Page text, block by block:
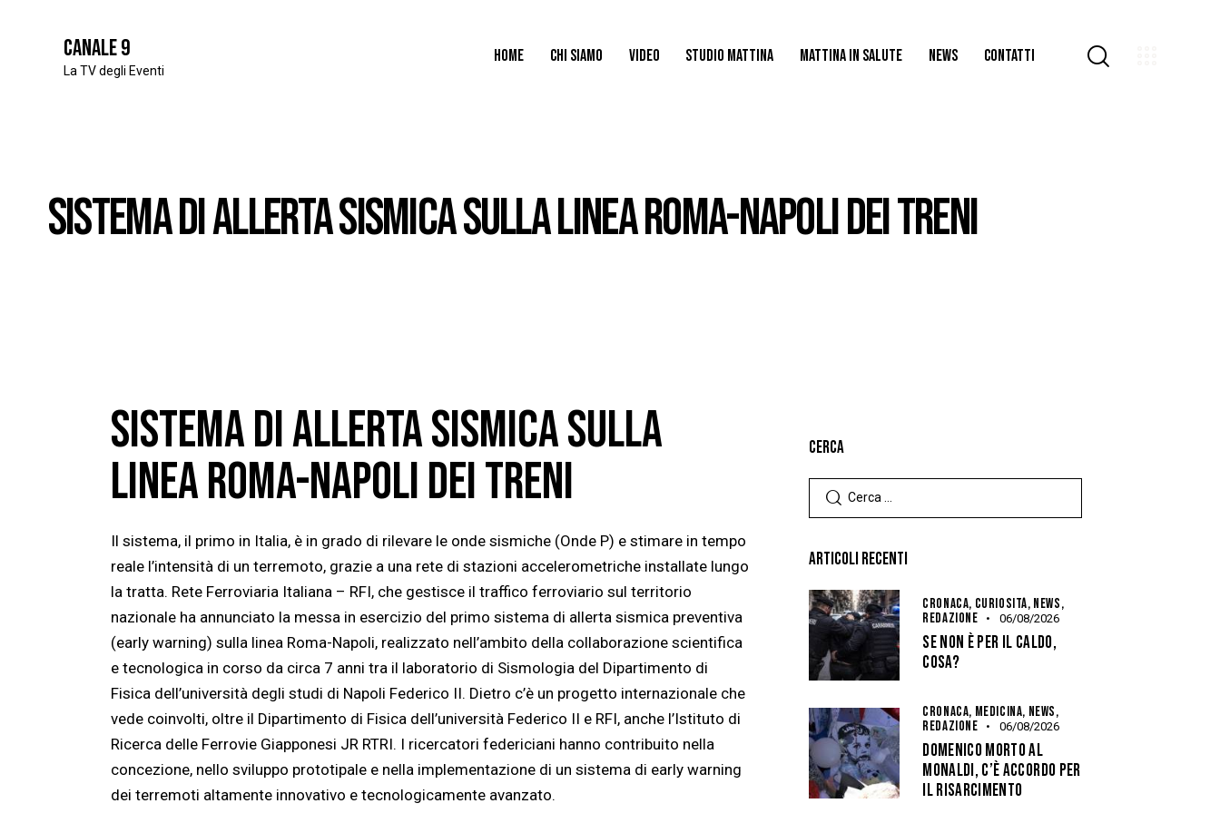
Canale 9
La TV degli Eventi
HOME CHI SIAMO VIDEO STUDIO MATTINA MATTINA IN SALUTE NEWS CONTATTI
SISTEMA DI ALLERTA SISMICA SULLA LINEA ROMA-NAPOLI DEI TRENI
SISTEMA DI ALLERTA SISMICA SULLA
LINEA ROMA-NAPOLI DEI TRENI
Il sistema, il primo in Italia, è in grado di rilevare le onde sismiche (Onde P) e stimare in tempo
reale l’intensità di un terremoto, grazie a una rete di stazioni accelerometriche installate lungo
la tratta. Rete Ferroviaria Italiana – RFI, che gestisce il traffico ferroviario sul territorio
nazionale ha annunciato la messa in esercizio del primo sistema di allerta sismica preventiva
(early warning) sulla linea Roma-Napoli, realizzato nell’ambito della collaborazione scientifica
e tecnologica in corso da circa 7 anni tra il laboratorio di Sismologia del Dipartimento di
Fisica dell’università degli studi di Napoli Federico II. Dietro c’è un progetto internazionale che
vede coinvolti, oltre il Dipartimento di Fisica dell’università Federico II e RFI, anche l’Istituto di
Ricerca delle Ferrovie Giapponesi JR RTRI. I ricercatori federiciani hanno contribuito nella
concezione, nello sviluppo prototipale e nella implementazione di un sistema di early warning
dei terremoti altamente innovativo e tecnologicamente avanzato.
CERCA
ARTICOLI RECENTI
CRONACA, CURIOSITÀ, NEWS,
REDAZIONE
06/08/2026
SE NON È PER IL CALDO,
COSA?
CRONACA, MEDICINA, NEWS,
REDAZIONE
06/08/2026
DOMENICO MORTO AL
MONALDI, C’È ACCORDO PER
IL RISARCIMENTO